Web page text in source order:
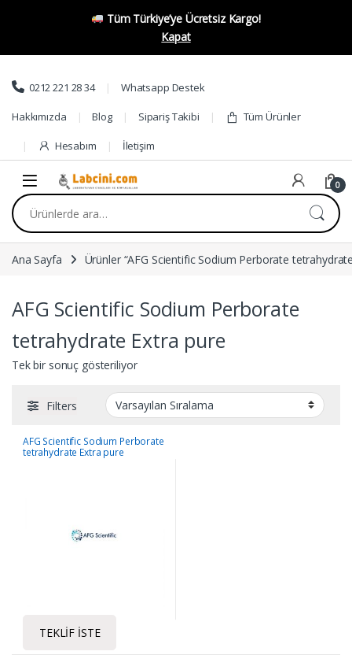
Tüm Türkiye’ye Ücretsiz Kargo!
Kapat
Skip to navigation
Skip to content
0212 221 28 34 Whatsapp Destek
Hakkımızda Blog Sipariş Takibi Tüm Ürünler
Hesabım İletişim
0
Ara:
Ana Sayfa Ürünler “AFG Scientific Sodium Perborate
AFG Scientific Sodium Perborate
tetrahydrate Extra pure
Tek bir sonuç gösteriliyor
Filters
AFG Scientific Sodium Perborate
tetrahydrate Extra pure
TEKLIF İSTE